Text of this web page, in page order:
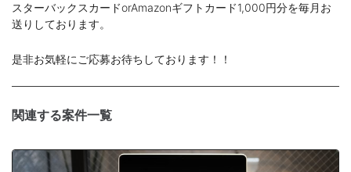
スターバックスカードorAmazonギフトカード1,000円分を毎月お
送りしております。
是非お気軽にご応募お待ちしております！！
関連する案件一覧